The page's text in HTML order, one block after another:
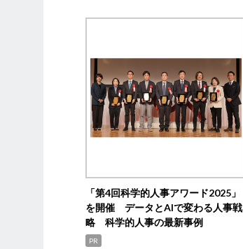
「第4回科学的人事アワード2025」
を開催 データとAIで変わる人事戦
略 科学的人事の最新事例
PR